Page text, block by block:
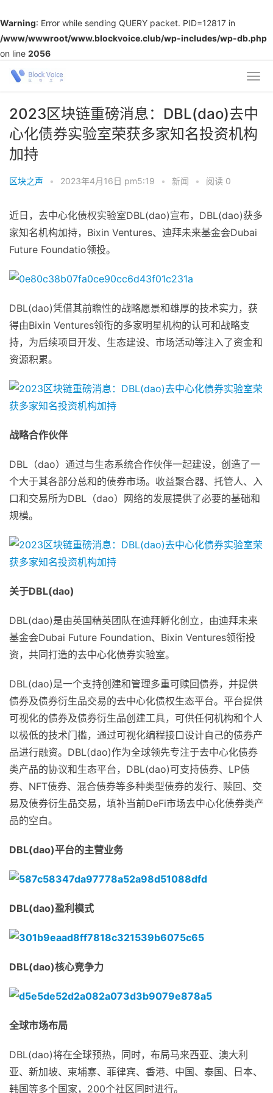
Warning: Error while sending QUERY packet. PID=12817 in
/www/wwwroot/www.blockvoice.club/wp-includes/wp-db.php
on line 2056
2023区块链重磅消息：DBL(dao)去中
心化债券实验室荣获多家知名投资机构
加持
区块之声 • 2023年4月16日 pm5:19 • 新闻 • 阅读 0
近日，去中心化债权实验室DBL(dao)宣布，DBL(dao)获多
家知名机构加持，Bixin Ventures、迪拜未来基金会Dubai
Future Foundatio领投。
DBL(dao)凭借其前瞻性的战略愿景和雄厚的技术实力，获
得由Bixin Ventures领衔的多家明星机构的认可和战略支
持，为后续项目开发、生态建设、市场活动等注入了资金和
资源积累。
战略合作伙伴
DBL（dao）通过与生态系统合作伙伴一起建设，创造了一
个大于其各部分总和的债券市场。收益聚合器、托管人、入
口和交易所为DBL（dao）网络的发展提供了必要的基础和
规模。
关于DBL(dao)
DBL(dao)是由英国精英团队在迪拜孵化创立，由迪拜未来
基金会Dubai Future Foundation、Bixin Ventures领衔投
资，共同打造的去中心化债券实验室。
DBL(dao)是一个支持创建和管理多重可赎回债券，并提供
债券及债券衍生品交易的去中心化债权生态平台。平台提供
可视化的债券及债券衍生品创建工具，可供任何机构和个人
以极低的技术门槛，通过可视化编程接口设计自己的债券产
品进行融资。DBL(dao)作为全球领先专注于去中心化债券
类产品的协议和生态平台，DBL(dao)可支持债券、LP债
券、NFT债券、混合债券等多种类型债券的发行、赎回、交
易及债券衍生品交易，填补当前DeFi市场去中心化债券类产
品的空白。
DBL(dao)平台的主营业务
DBL(dao)盈利模式
DBL(dao)核心竞争力
全球市场布局
DBL(dao)将在全球预热，同时，布局马来西亚、澳大利
亚、新加坡、柬埔寨、菲律宾、香港、中国、泰国、日本、
韩国等多个国家，200个社区同时进行。